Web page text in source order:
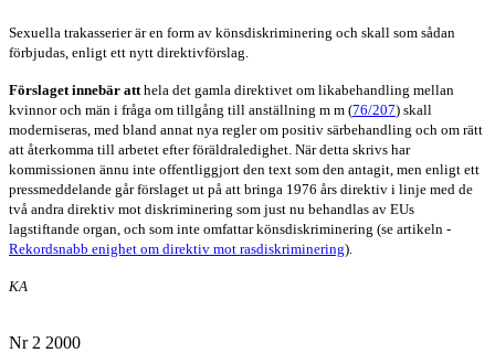
Sexuella trakasserier är en form av könsdiskriminering och skall som sådan
förbjudas, enligt ett nytt direktivförslag.
Förslaget innebär att hela det gamla direktivet om likabehandling mellan
kvinnor och män i fråga om tillgång till anställning m m (76/207) skall
moderniseras, med bland annat nya regler om positiv särbehandling och om rätt
att återkomma till arbetet efter föräldraledighet. När detta skrivs har
kommissionen ännu inte offentliggjort den text som den antagit, men enligt ett
pressmeddelande går förslaget ut på att bringa 1976 års direktiv i linje med de
två andra direktiv mot diskriminering som just nu behandlas av EUs
lagstiftande organ, och som inte omfattar könsdiskriminering (se artikeln -
Rekordsnabb enighet om direktiv mot rasdiskriminering).
KA
Nr 2 2000